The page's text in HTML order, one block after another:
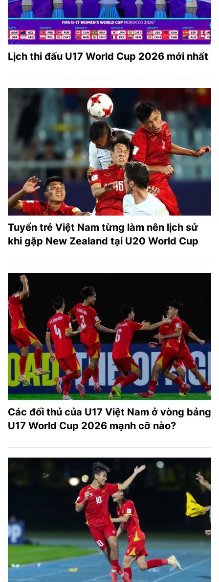
TRA CỨU PHƯỜNG XÃ
CỐNG HIẾN
LIÊN HỆ QUẢNG CÁO
Hotline: 0981.119.189
Điện thoại: 024.38254756
MẠNG XÃ HỘI
Lịch thi đấu U17 World Cup 2026 mới nhất
Tuyển trẻ Việt Nam từng làm nên lịch sử
khi gặp New Zealand tại U20 World Cup
Các đối thủ của U17 Việt Nam ở vòng bảng
U17 World Cup 2026 mạnh cỡ nào?